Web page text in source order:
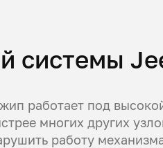
системы
работает под
многих других
работу